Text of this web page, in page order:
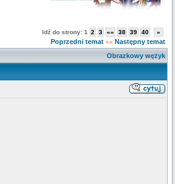
Idź do strony: 1 2 3 «» 38 39 40 »
Poprzedni temat «» Następny temat
Obrazkowy wężyk